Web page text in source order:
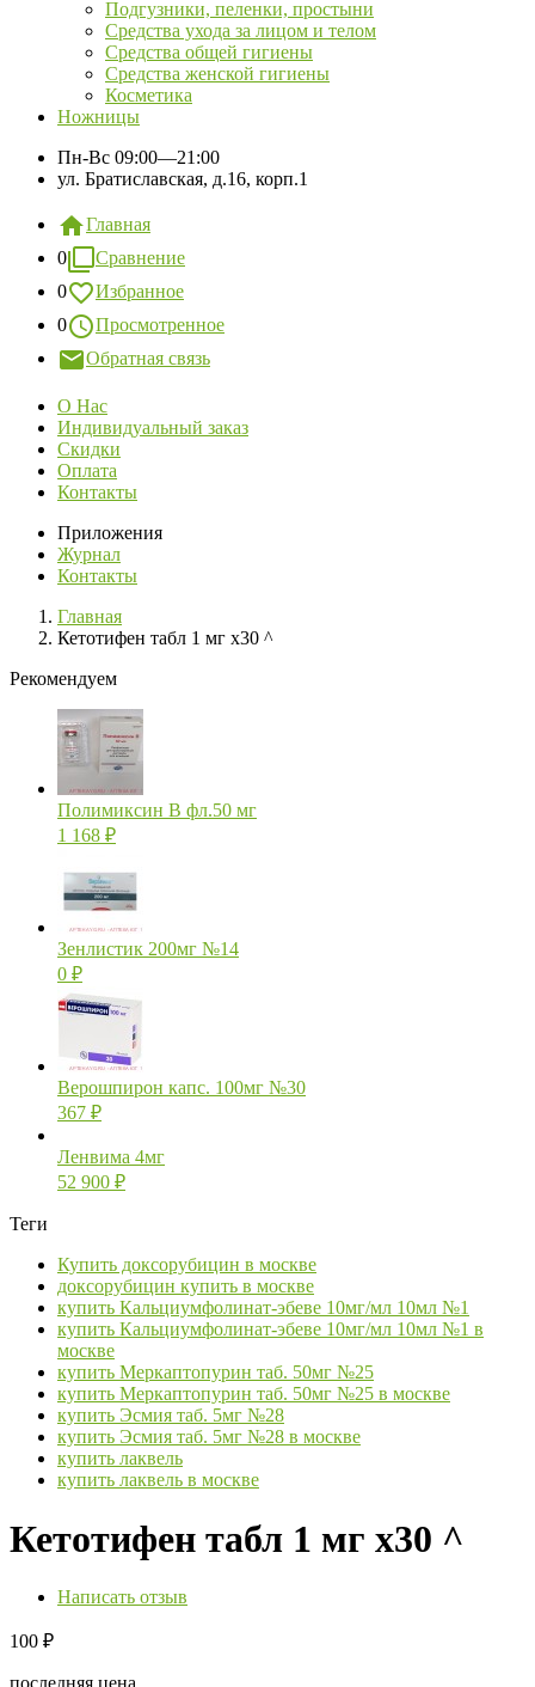
Подгузники, пеленки, простыни
Средства ухода за лицом и телом
Средства общей гигиены
Средства женской гигиены
Косметика
Ножницы
Пн-Вс 09:00—21:00
ул. Братиславская, д.16, корп.1
Главная
0
Сравнение
0
Избранное
0
Просмотренное
Обратная связь
О Нас
Индивидуальный заказ
Скидки
Оплата
Контакты
Приложения
Журнал
Контакты
Главная
Кетотифен табл 1 мг х30 ^
Рекомендуем
Полимиксин В фл.50 мг
1 168 ₽
Зенлистик 200мг №14
0 ₽
Верошпирон капс. 100мг №30
367 ₽
Ленвима 4мг
52 900 ₽
Теги
Купить доксорубицин в москве
доксорубицин купить в москве
купить Кальциумфолинат-эбеве 10мг/мл 10мл №1
купить Кальциумфолинат-эбеве 10мг/мл 10мл №1 в
москве
купить Меркаптопурин таб. 50мг №25
купить Меркаптопурин таб. 50мг №25 в москве
купить Эсмия таб. 5мг №28
купить Эсмия таб. 5мг №28 в москве
купить лаквель
купить лаквель в москве
Кетотифен табл 1 мг х30 ^
Написать отзыв
100 ₽
последняя цена